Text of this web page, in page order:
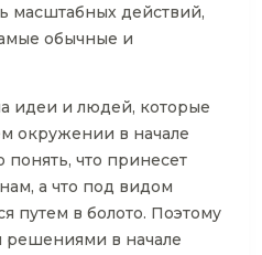
масштабных действий,
обычные и
идеи и людей, которые
окружении в начале
что принесет
а что под видом
путем в болото. Поэтому
решениями в начале